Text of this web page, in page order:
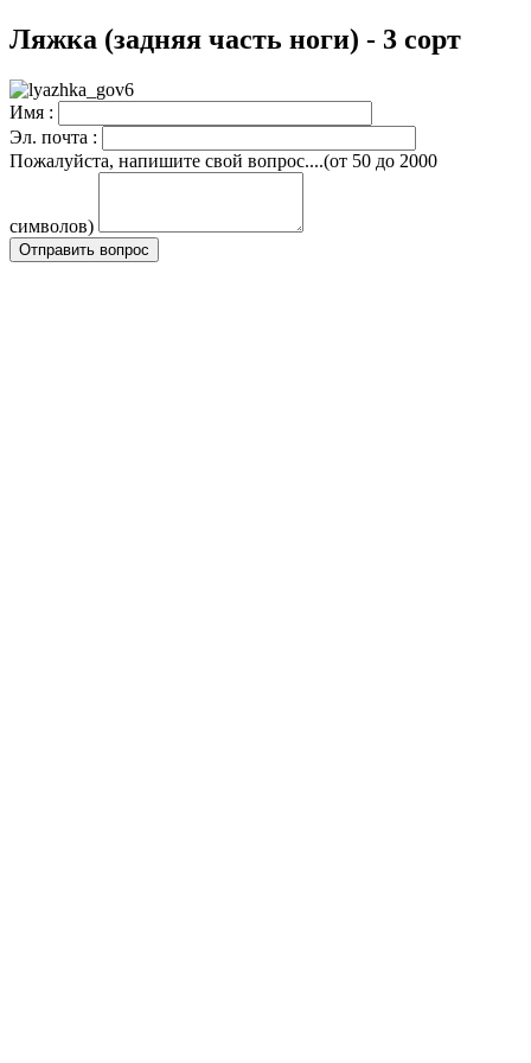
Ляжка (задняя часть ноги) - 3 сорт
Имя :
Эл. почта :
Пожалуйста, напишите свой вопрос....(от 50 до 2000
символов)
Отправить вопрос